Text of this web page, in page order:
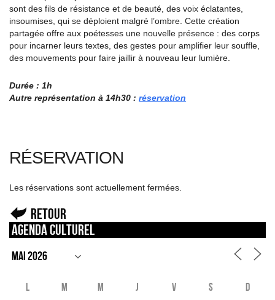
sont des fils de résistance et de beauté, des voix éclatantes,
insoumises, qui se déploient malgré l’ombre. Cette création
partagée offre aux poétesses une nouvelle présence : des corps
pour incarner leurs textes, des gestes pour amplifier leur souffle,
des mouvements pour faire jaillir à nouveau leur lumière.
Durée : 1h
Autre représentation à 14h30 : réservation
RÉSERVATION
Les réservations sont actuellement fermées.
Retour
Agenda culturel
L M M J V S D